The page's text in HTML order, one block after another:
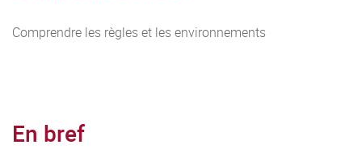
Comprendre les règles et les environnements
En bref